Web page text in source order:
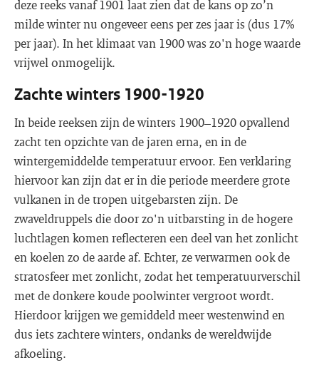
deze reeks vanaf 1901 laat zien dat de kans op zo’n
milde winter nu ongeveer eens per zes jaar is (dus 17%
per jaar). In het klimaat van 1900 was zo'n hoge waarde
vrijwel onmogelijk.
Zachte winters 1900-1920
In beide reeksen zijn de winters 1900–1920 opvallend
zacht ten opzichte van de jaren erna, en in de
wintergemiddelde temperatuur ervoor. Een verklaring
hiervoor kan zijn dat er in die periode meerdere grote
vulkanen in de tropen uitgebarsten zijn. De
zwaveldruppels die door zo'n uitbarsting in de hogere
luchtlagen komen reflecteren een deel van het zonlicht
en koelen zo de aarde af. Echter, ze verwarmen ook de
stratosfeer met zonlicht, zodat het temperatuurverschil
met de donkere koude poolwinter vergroot wordt.
Hierdoor krijgen we gemiddeld meer westenwind en
dus iets zachtere winters, ondanks de wereldwijde
afkoeling.